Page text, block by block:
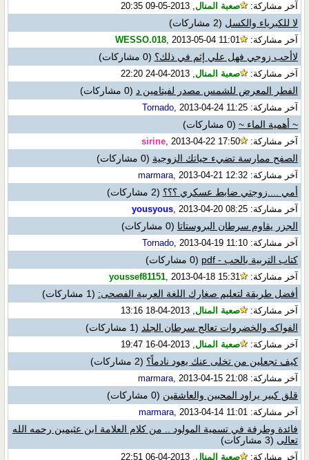
آخر مشاركة: صعبة المنال, 2013-05-09 20:35
لا للكبرياء والكسل (2 مشاركات)
آخر مشاركة: WESSO.018, 2013-05-04 11:01
لاأحب زوجي فهل علي إثم في ذلك؟ (0 مشاركات)
آخر مشاركة: صعبة المنال, 2013-04-24 22:20
الفطر المعرض للشمس مصدر لفيتامين د (0 مشاركات)
آخر مشاركة: Tornado, 2013-04-24 11:25
~ أهمية الماء ~ (0 مشاركات)
آخر مشاركة: sirine, 2013-04-22 17:50
الصفح ممارسة تضيء حياتك الزوجية (0 مشاركات)
آخر مشاركة: marmara, 2013-04-21 12:32
أمي ....زوجتي ضابط عسكري ؟؟؟ (2 مشاركات)
آخر مشاركة: yousyous, 2013-04-20 08:25
الجزر يقاوم سرطان البروستاتا (0 مشاركات)
آخر مشاركة: Tornado, 2013-04-19 11:10
كتاب التربية بالحب - pdf (0 مشاركات)
آخر مشاركة: youssef81151, 2013-04-18 15:31
أفضل طريقة لتعليم صغارك اللغة العربية الفصحى: (1 مشاركات)
آخر مشاركة: صعبة المنال, 2013-04-18 13:16
الفواكه والخضروات تعالج سرطان الجلد (1 مشاركات)
آخر مشاركة: صعبة المنال, 2013-04-16 19:47
كيف تجعلين من تخلى عنك يعود نادماً؟ (2 مشاركات)
آخر مشاركة: marmara, 2013-04-15 21:08
قلق كبير يراود المحبين والعاشقين (0 مشاركات)
آخر مشاركة: marmara, 2013-04-14 11:01
فائدة وطرفة في تسمية المولود .. من كلام العلامة ابن عثيمين رحمه الله
تعالى (3 مشاركات)
آخر مشاركة: صعبة المنال, 2013-04-06 22:51